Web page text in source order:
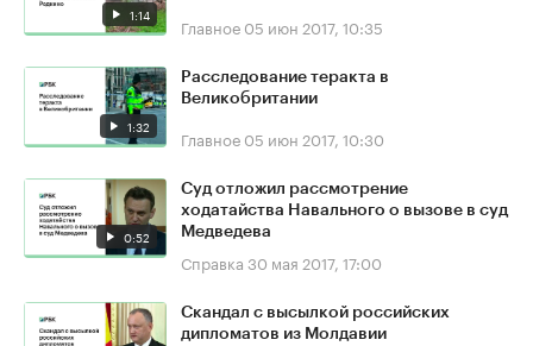
1:14 Главное 05 июн 2017, 10:35
1:32
Расследование теракта в
Великобритании
Главное 05 июн 2017, 10:30
0:52
Суд отложил рассмотрение
ходатайства Навального о вызове в суд
Медведева
Справка 30 мая 2017, 17:00
Скандал с высылкой российских
дипломатов из Молдавии